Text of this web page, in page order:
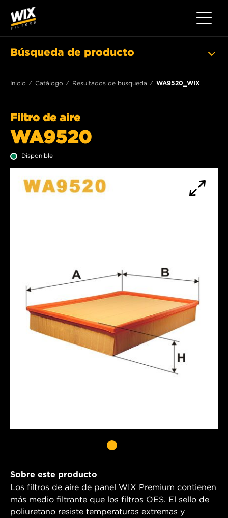
Toggle
Búsqueda de producto
Inicio Catálogo Resultados de busqueda WA9520_WIX
Filtro de aire
WA9520
Disponible
Sobre este producto
Los filtros de aire de panel WIX Premium contienen
más medio filtrante que los filtros OES. El sello de
poliuretano resiste temperaturas extremas y